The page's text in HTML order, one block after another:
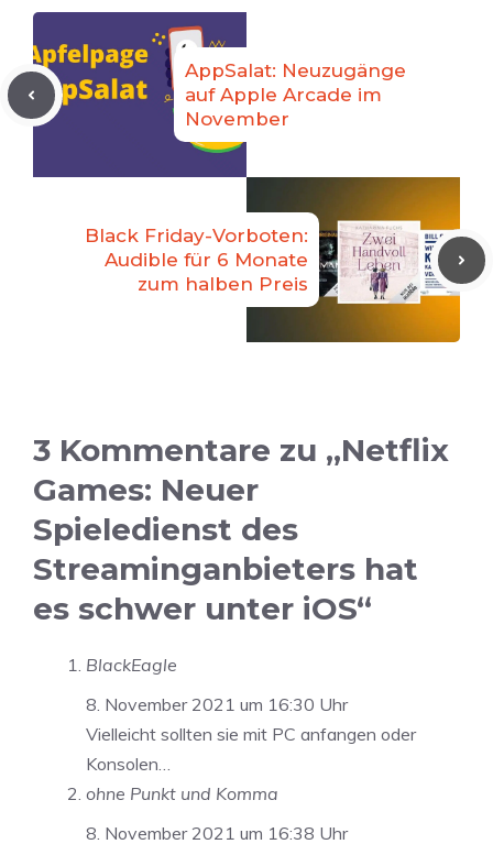
AppSalat: Neuzugänge
auf Apple Arcade im
November
Black Friday-Vorboten:
Audible für 6 Monate
zum halben Preis
3 Kommentare zu „Netflix
Games: Neuer
Spieledienst des
Streaminganbieters hat
es schwer unter iOS“
BlackEagle
8. November 2021 um 16:30 Uhr
Vielleicht sollten sie mit PC anfangen oder
Konsolen…
ohne Punkt und Komma
8. November 2021 um 16:38 Uhr